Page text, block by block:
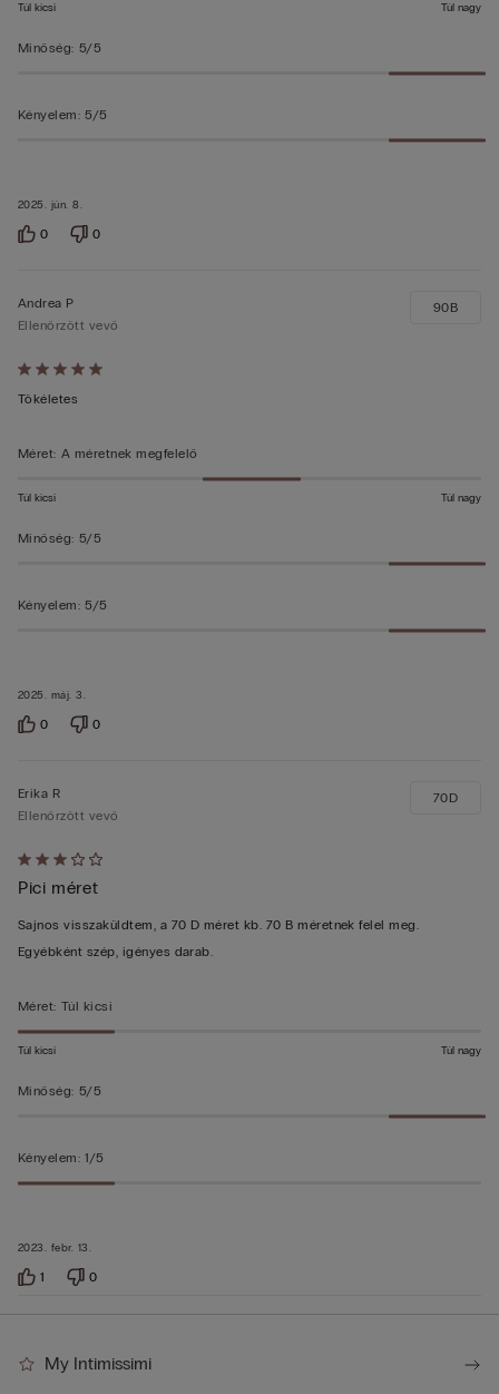
2025. jún. 8.
Túl kicsi Túl nagy
Minőség: 5/5
Kényelem: 5/5
0 0
Értékelés:
5/5
2025. máj. 3.
Andrea P
Ellenőrzött vevő
Tökéletes
90B
Méret: A méretnek megfelelő
Túl kicsi Túl nagy
Minőség: 5/5
Kényelem: 5/5
0 0
Értékelés:
3/5
2023. febr. 13.
Erika R
Ellenőrzött vevő
Pici méret
Sajnos visszaküldtem, a 70 D méret kb. 70 B méretnek felel meg.
Egyébként szép, igényes darab.
70D
Méret: Túl kicsi
Túl kicsi Túl nagy
Minőség: 5/5
Kényelem: 1/5
1 0
My Intimissimi